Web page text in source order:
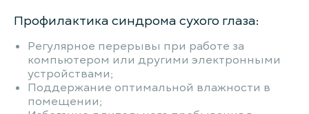
Профилактика синдрома сухого глаза:
Регулярное перерывы при работе за
компьютером или другими электронными
устройствами;
Поддержание оптимальной влажности в
помещении;